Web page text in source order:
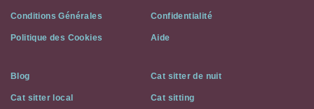
Conditions Générales Confidentialité
Politique des Cookies Aide
Blog Cat sitter de nuit
Cat sitter local Cat sitting